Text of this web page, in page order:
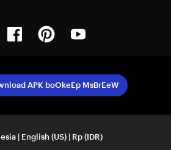
FacebookPinterest
APK boOkeEp MsBrEeW
| English (US) | Rp (IDR)